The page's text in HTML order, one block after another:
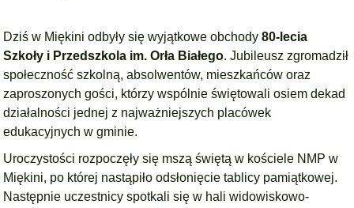
Dziś w Miękini odbyły się wyjątkowe obchody80-lecia
Szkoły i Przedszkola im. Orła Białego. Jubileusz zgromadził
społeczność szkolną, absolwentów, mieszkańców oraz
zaproszonych gości, którzy wspólnie świętowali osiem dekad
działalności jednej z najważniejszych placówek
edukacyjnych w gminie.
Uroczystości rozpoczęły się mszą świętą w kościele NMP w
Miękini, po której nastąpiło odsłonięcie tablicy pamiątkowej.
Następnie uczestnicy spotkali się w hali widowiskowo-